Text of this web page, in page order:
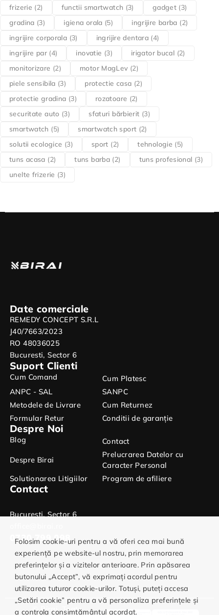
frizerie (2) functii smartwatch (3) gadget (3)
gradina (3) igiena orala (5) ingrijire barba (2)
ingrijire corporala (3) ingrijire dentara (4)
ingrijire par(4) inovatie (3) irigator bucal (2)
monitorizare (2) motor MagLev (2)
piele sensibila (3) protectie casa (2)
protectie gradina (3) rozatoare (2)
securitate auto (3) sfaturi bărbierit (3)
smartwatch (5) smartwatch sport (2)
solutii ecologice (3) sport (2) tehnologie (5)
tuns acasa (2) tuns barba (2) tuns profesional (3)
unelte frizerie (3)
Date comerciale
REMEDY CONCEPT S.R.L
J40/7663/2023
RO 48036025
Bucuresti, Sector 6
Suport Clienti
Cum Comand
Cum Platesc
ANPC - SAL
SANPC
Metodele de Livrare
Cum Returnez
Formular Retur
Conditii de garanție
Despre Noi
Blog
Contact
Despre Birai
Prelucrarea Datelor cu
Caracter Personal
Solutionarea Litigiilor
Program de afiliere
Contact
Bucuresti, Sector 6
0730.799.098
© Birai. Toate
Folosim cookie-uri pentru a vă oferi cea mai bună
experiență pe website-ul nostru, prin memorarea
preferințelor și a vizitelor anterioare. Prin apăsarea
butonului „Accept”, vă exprimați acordul pentru
utilizarea tuturor cookie-urilor. Totuși, puteți accesa
„Setări cookie” pentru a vă personaliza preferințele și
a controla consimțământul acordat.